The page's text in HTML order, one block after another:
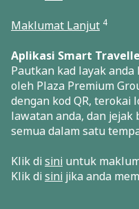
Maklumat Lanjut 4
Aplikasi Smart
Pautkan kad layak
oleh Plaza Premium
dengan kod QR, terokai
lawatan anda, dan jejak
semua dalam satu
Klik disini untuk
Klik disini jika anda